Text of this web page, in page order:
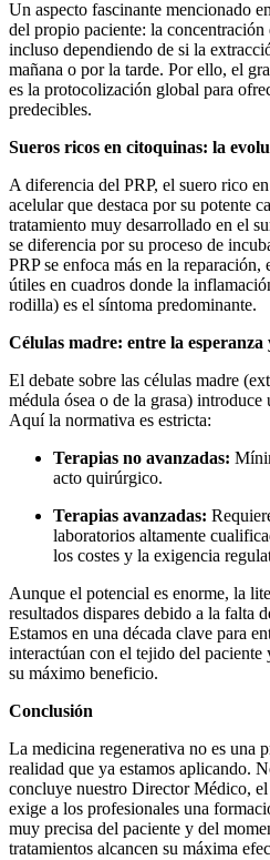
Un aspecto fascinante mencionado
del propio paciente: la concentración
incluso dependiendo de si la
mañana o por la tarde. Por ello, el
es la protocolización global para
predecibles.
Sueros ricos en citoquinas: la
A diferencia del PRP, el suero rico
acelular que destaca por su potente
tratamiento muy desarrollado en el
se diferencia por su proceso de
PRP se enfoca más en la reparación,
útiles en cuadros donde la
rodilla) es el síntoma predominante.
Células madre: entre la esperanza
El debate sobre las células madre
médula ósea o de la grasa)
Aquí la normativa es estricta:
Terapias no avanzadas:
acto quirúrgico.
Terapias avanzadas:
laboratorios altamente
los costes y la exigencia
Aunque el potencial es enorme, la
resultados dispares debido a la falta
Estamos en una década clave para
interactúan con el tejido del
su máximo beneficio.
Conclusión
La medicina regenerativa no es una
realidad que ya estamos aplicando.
concluye nuestro Director Médico, el
exige a los profesionales una
muy precisa del paciente y del
tratamientos alcancen su máxima